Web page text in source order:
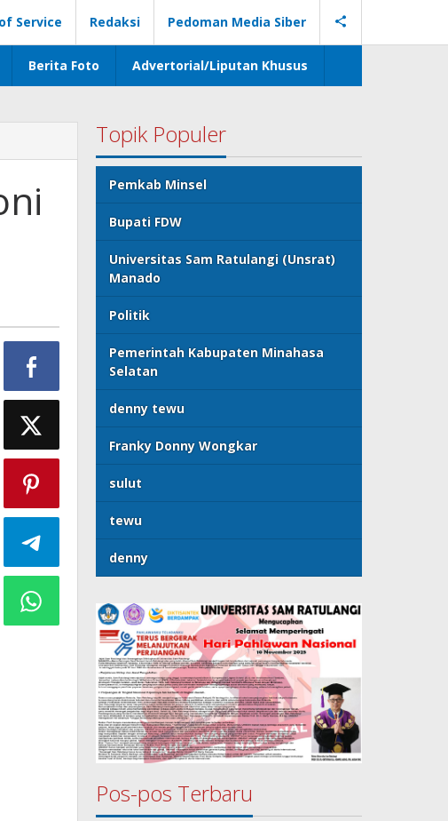
Service Redaksi Pedoman Media Siber
Berita Foto Advertorial/Liputan Khusus
Topik Populer
Pemkab Minsel
Bupati FDW
Universitas Sam Ratulangi (Unsrat)
Manado
Politik
Pemerintah Kabupaten Minahasa
Selatan
denny tewu
Franky Donny Wongkar
sulut
tewu
denny
Pos-pos Terbaru